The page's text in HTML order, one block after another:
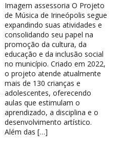
Imagem assessoria O Projeto
de Música de Irineópolis segue
expandindo suas atividades e
consolidando seu papel na
promoção da cultura, da
educação e da inclusão social
no município. Criado em 2022,
o projeto atende atualmente
mais de 130 crianças e
adolescentes, oferecendo
aulas que estimulam o
aprendizado, a disciplina e o
desenvolvimento artístico.
Além das […]